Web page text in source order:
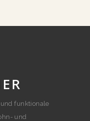
funktionale
und